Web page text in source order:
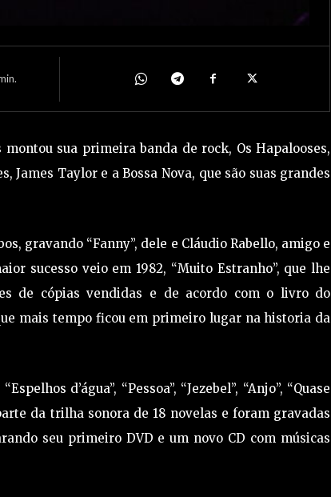
sua primeira banda de rock, Os Hapalooses,
James Taylor e a Bossa Nova, que são suas grandes
gravando “Fanny”, dele e Cláudio Rabello, amigo e
sucesso veio em 1982, “Muito Estranho”, que lhe
de cópias vendidas e de acordo com o livro do
mais tempo ficou em primeiro lugar na historia da
d’água”, “Pessoa”, “Jezebel”, “Anjo”, “Quase
da trilha sonora de 18 novelas e foram gravadas
seu primeiro DVD e um novo CD com músicas